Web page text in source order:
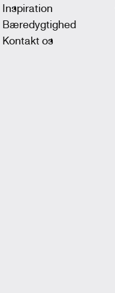
Inspiration
Bæredygtighed
Kontakt os